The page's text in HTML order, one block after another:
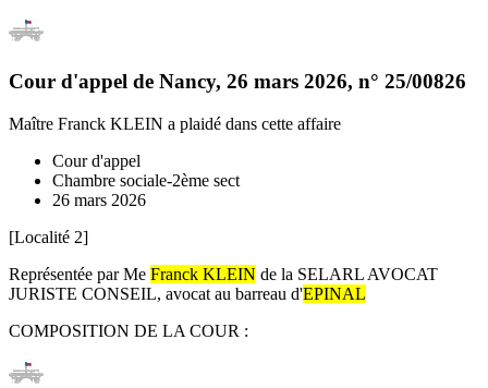
Cour d'appel de Nancy, 26 mars 2026, n° 25/00826
Maître Franck KLEIN a plaidé dans cette affaire
Cour d'appel
Chambre sociale-2ème sect
26 mars 2026
[Localité 2]
Représentée par Me Franck KLEIN de la SELARL AVOCAT
JURISTE CONSEIL, avocat au barreau d'EPINAL
COMPOSITION DE LA COUR :